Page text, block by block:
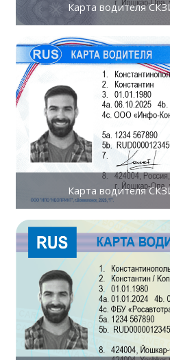
Карта водителя
Карта водителя